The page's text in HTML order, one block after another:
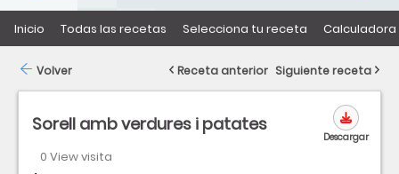
Inicio Todas las recetas Selecciona tu receta
Sorell amb verdures i patates
0 View visita
Descargar
Volver Receta anterior Siguiente receta